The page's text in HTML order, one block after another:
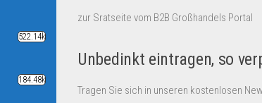
zur Sratseite vom B2B Großhandels Portal
Unbedinkt eintragen, so
Tragen Sie sich in unseren kostenlosen
522.14k
184.48k